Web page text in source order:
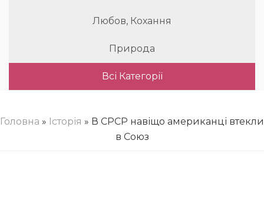
Любов, Кохання
Природа
Всі Категорії
Головна » Історія » В СРСР навіщо американці втекли
в Союз